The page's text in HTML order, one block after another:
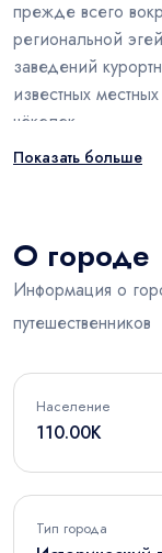
прежде всего
региональной
заведений
известных
чёкелек.
Показать больше
О городе
Информация о
путешественников
Население
110.00K
Тип города